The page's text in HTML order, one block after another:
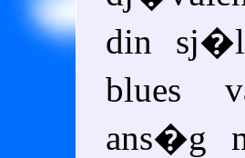
din sj�l
blues
ans�g